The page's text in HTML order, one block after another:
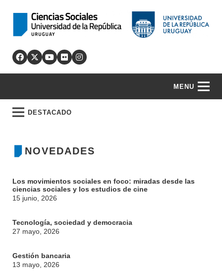
MENU
DESTACADO
NOVEDADES
Los movimientos sociales en foco: miradas desde las
ciencias sociales y los estudios de cine
15 junio, 2026
Tecnología, sociedad y democracia
27 mayo, 2026
Gestión bancaria
13 mayo, 2026